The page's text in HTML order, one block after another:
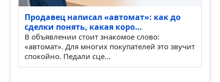
Продавец написал «автомат»: как до
сделки понять, какая коро…
В объявлении стоит знакомое слово:
«автомат». Для многих покупателей это звучит
спокойно. Педали сце…